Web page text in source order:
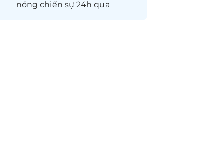
nóng chiến sự 24h qua